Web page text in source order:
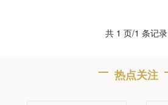
共 1 页/1 条记录
热点关注